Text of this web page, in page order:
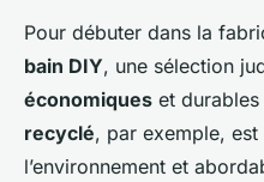
Pour débuter dans la
bain DIY, une sélection
économiques et
recyclé, par exemple,
l’environnement et